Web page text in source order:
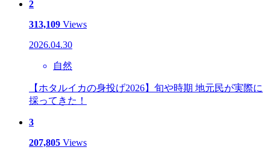
2
313,109 Views
2026.04.30
自然
【ホタルイカの身投げ2026】旬や時期 地元民が実際に
採ってきた！
3
207,805 Views